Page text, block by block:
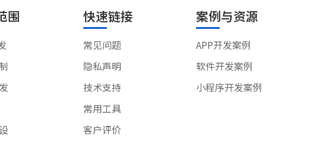
围 快速链接
常见问题
隐私声明
技术支持
常用工具
客户评价
案例与资源
APP开发案例
软件开发案例
小程序开发案例